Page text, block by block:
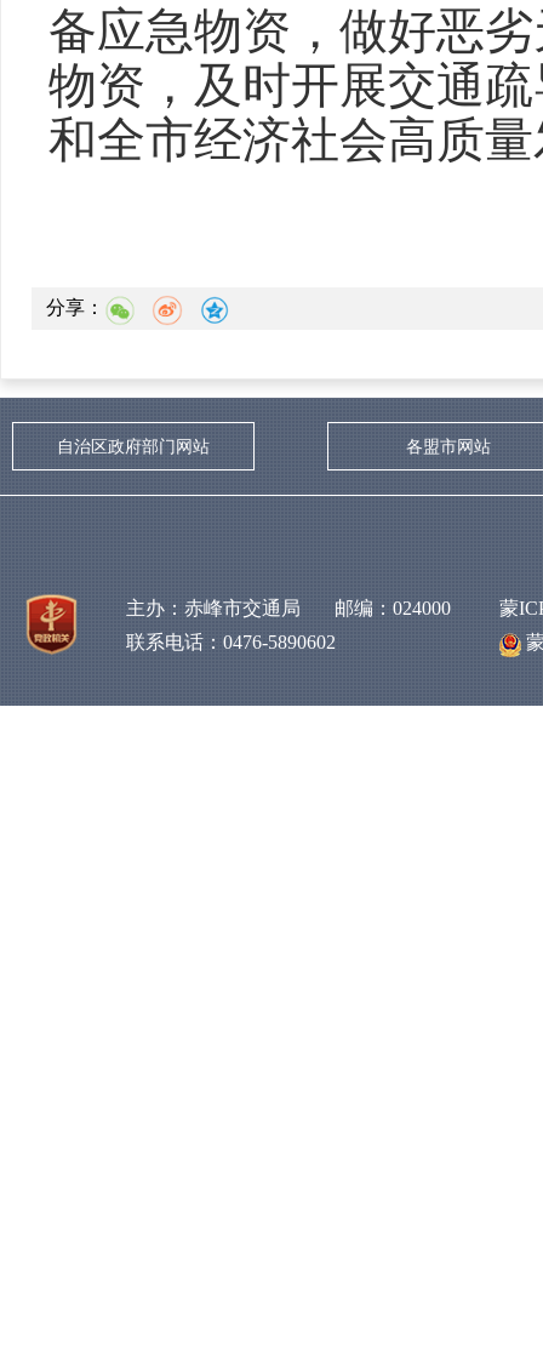
备应急物资，做好恶
物资，及时开展交通
和全市经济社会高质
分享：
自治区政府部门网站 各盟市网站
主办：赤峰市交通局 邮编：024000
联系电话：0476-5890602
蒙